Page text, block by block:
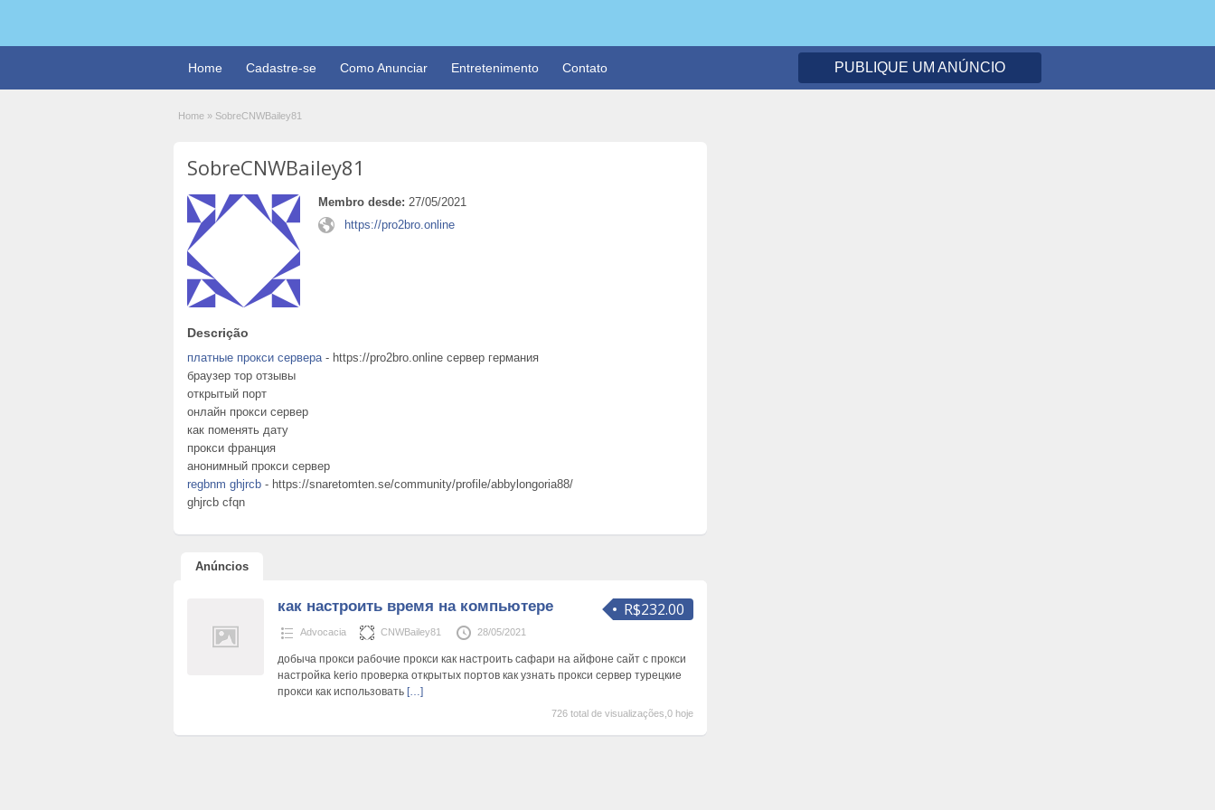
Home Cadastre-se Como Anunciar Entretenimento Contato PUBLIQUE UM ANÚNCIO
Home » SobreCNWBailey81
SobreCNWBailey81
Membro desde: 27/05/2021
https://pro2bro.online
Descrição
платные прокси сервера- https://pro2bro.online сервер германия
браузер тор отзывы
открытый порт
онлайн прокси сервер
как поменять дату
прокси франция
анонимный прокси сервер
regbnm ghjrcb - https://snaretomten.se/community/profile/abbylongoria88/
ghjrcb cfqn
Anúncios
R$232.00
как настроить время на компьютере
Advocacia CNWBailey81 28/05/2021
добыча прокси рабочие прокси как настроить сафари на айфоне сайт с прокси
настройка kerio проверка открытых портов как узнать прокси сервер турецкие
прокси как использовать […]
726 total de visualizações,0 hoje